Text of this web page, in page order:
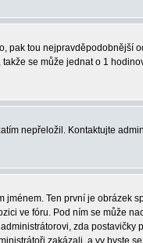
pak tou nejpravděpodobnější
se může jednat o 1
nepřeložil. Kontaktujte
Ten první je obrázek
ve fóru. Pod ním se může
zda postavičky
zakázali, a vy byste